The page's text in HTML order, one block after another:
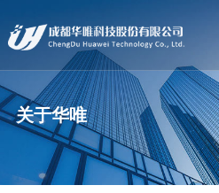
关于华唯